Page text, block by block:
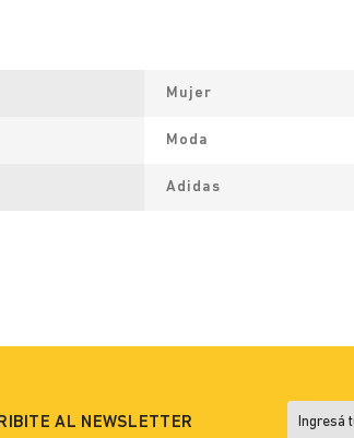
Mujer
Moda
Adidas
AL NEWSLETTER